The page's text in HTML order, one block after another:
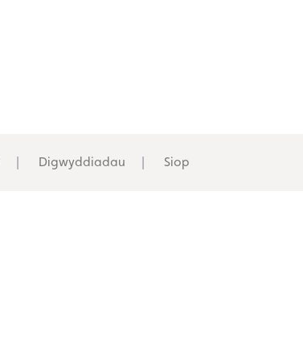
Digwyddiadau Siop